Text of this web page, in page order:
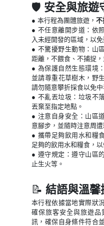
🛡️ 安全與旅遊
● 本行程為團體旅遊， 不
● 不任意離開步道：依
入未經開發的區域，以
● 不驚擾野生動物：山
距離，不餵食、不捕捉
● 為保護自然生態環境
並請尊重花草樹木，野
請勿隨意攀折採食以免中
● 不亂丟垃圾：垃圾不
丟棄至指定地點。
● 注意自身安全：山區
意腳步，並隨時注意周遭
● 攜帶足夠飲用水和糧
足夠的飲用水和糧食，
● 遵守規定：遵守山區
止生火等。
📝 結語與溫馨
本行程依據當地實際狀
確保旅客安全與旅遊
訊，確保自身條件符合